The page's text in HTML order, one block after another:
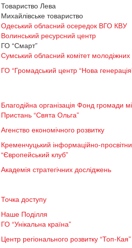
Товариство Лева
Михайлівське товариство
Одеський обласний осередок ВГО КВУ
Волинський ресурсний центр
ГО “Смарт”
Сумський обласний комітет молодіжних
ГО “Громадський центр “Нова
Благодійна організація Фонд громади
Пристань “Свята Ольга”
Агенство економічного розвитку
Кременчуцький інформаційно-
“Європейський клуб”
Академія стратегічних досліджень
Точка доступу
Наше Поділля
ГО “Унікальна країна”
Центр регіонального розвитку “Топ-Кая”